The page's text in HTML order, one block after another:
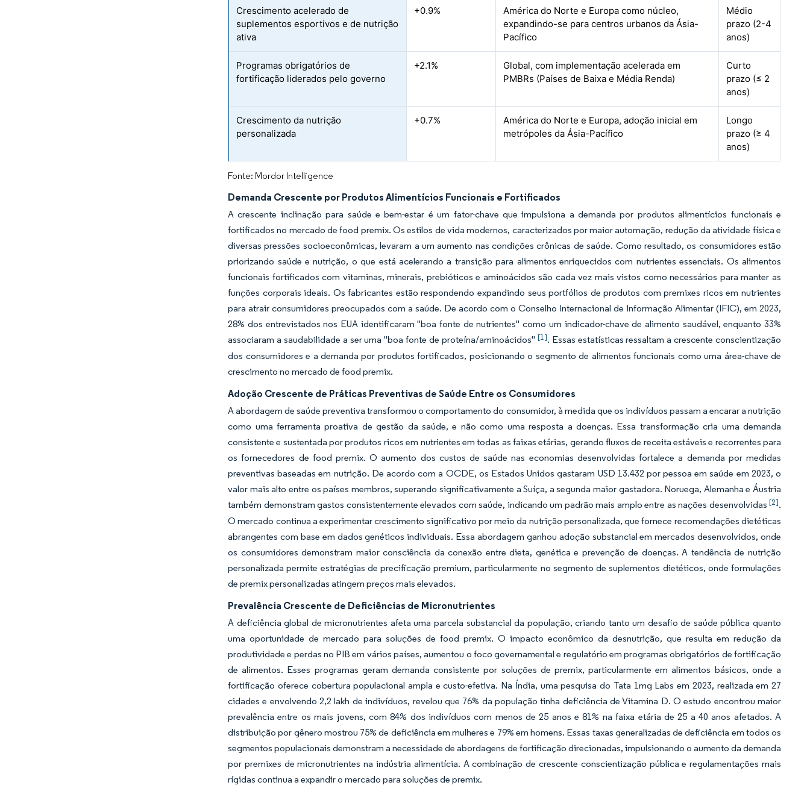
Crescimento acelerado de
suplementos esportivos e de nutrição
ativa
+0.9%
América do Norte e Europa como núcleo,
expandindo-se para centros urbanos da Ásia-
Pacífico
Médio
prazo (2-4
anos)
Programas obrigatórios de
fortificação liderados pelo governo
+2.1%
Global, com implementação acelerada em
PMBRs (Países de Baixa e Média Renda)
Curto
prazo (≤ 2
anos)
Crescimento da nutrição
personalizada
+0.7%
América do Norte e Europa, adoção inicial em
metrópoles da Ásia-Pacífico
Longo
prazo (≥ 4
anos)
Fonte: Mordor Intelligence
Demanda Crescente por Produtos Alimentícios Funcionais e Fortificados
A crescente inclinação para saúde e bem-estar é um fator-chave que impulsiona a demanda por produtos alimentícios funcionais e
fortificados no mercado de food premix. Os estilos de vida modernos, caracterizados por maior automação, redução da atividade física e
diversas pressões socioeconômicas, levaram a um aumento nas condições crônicas de saúde. Como resultado, os consumidores estão
priorizando saúde e nutrição, o que está acelerando a transição para alimentos enriquecidos com nutrientes essenciais. Os alimentos
funcionais fortificados com vitaminas, minerais, prebióticos e aminoácidos são cada vez mais vistos como necessários para manter as
funções corporais ideais. Os fabricantes estão respondendo expandindo seus portfólios de produtos com premixes ricos em nutrientes
para atrair consumidores preocupados com a saúde. De acordo com o Conselho Internacional de Informação Alimentar (IFIC), em 2023,
28% dos entrevistados nos EUA identificaram "boa fonte de nutrientes" como um indicador-chave de alimento saudável, enquanto 33%
associaram a saudabilidade a ser uma "boa fonte de proteína/aminoácidos" [1]. Essas estatísticas ressaltam a crescente conscientização
dos consumidores e a demanda por produtos fortificados, posicionando o segmento de alimentos funcionais como uma área-chave de
crescimento no mercado de food premix.
Adoção Crescente de Práticas Preventivas de Saúde Entre os Consumidores
A abordagem de saúde preventiva transformou o comportamento do consumidor, à medida que os indivíduos passam a encarar a nutrição
como uma ferramenta proativa de gestão da saúde, e não como uma resposta a doenças. Essa transformação cria uma demanda
consistente e sustentada por produtos ricos em nutrientes em todas as faixas etárias, gerando fluxos de receita estáveis e recorrentes para
os fornecedores de food premix. O aumento dos custos de saúde nas economias desenvolvidas fortalece a demanda por medidas
preventivas baseadas em nutrição. De acordo com a OCDE, os Estados Unidos gastaram USD 13.432 por pessoa em saúde em 2023, o
valor mais alto entre os países membros, superando significativamente a Suíça, a segunda maior gastadora. Noruega, Alemanha e Áustria
também demonstram gastos consistentemente elevados com saúde, indicando um padrão mais amplo entre as nações desenvolvidas [2].
O mercado continua a experimentar crescimento significativo por meio da nutrição personalizada, que fornece recomendações dietéticas
abrangentes com base em dados genéticos individuais. Essa abordagem ganhou adoção substancial em mercados desenvolvidos, onde
os consumidores demonstram maior consciência da conexão entre dieta, genética e prevenção de doenças. A tendência de nutrição
personalizada permite estratégias de precificação premium, particularmente no segmento de suplementos dietéticos, onde formulações
de premix personalizadas atingem preços mais elevados.
Prevalência Crescente de Deficiências de Micronutrientes
A deficiência global de micronutrientes afeta uma parcela substancial da população, criando tanto um desafio de saúde pública quanto
uma oportunidade de mercado para soluções de food premix. O impacto econômico da desnutrição, que resulta em redução da
produtividade e perdas no PIB em vários países, aumentou o foco governamental e regulatório em programas obrigatórios de fortificação
de alimentos. Esses programas geram demanda consistente por soluções de premix, particularmente em alimentos básicos, onde a
fortificação oferece cobertura populacional ampla e custo-efetiva. Na Índia, uma pesquisa do Tata 1mg Labs em 2023, realizada em 27
cidades e envolvendo 2,2 lakh de indivíduos, revelou que 76% da população tinha deficiência de Vitamina D. O estudo encontrou maior
prevalência entre os mais jovens, com 84% dos indivíduos com menos de 25 anos e 81% na faixa etária de 25 a 40 anos afetados. A
distribuição por gênero mostrou 75% de deficiência em mulheres e 79% em homens. Essas taxas generalizadas de deficiência em todos os
segmentos populacionais demonstram a necessidade de abordagens de fortificação direcionadas, impulsionando o aumento da demanda
por premixes de micronutrientes na indústria alimentícia. A combinação de crescente conscientização pública e regulamentações mais
rígidas continua a expandir o mercado para soluções de premix.